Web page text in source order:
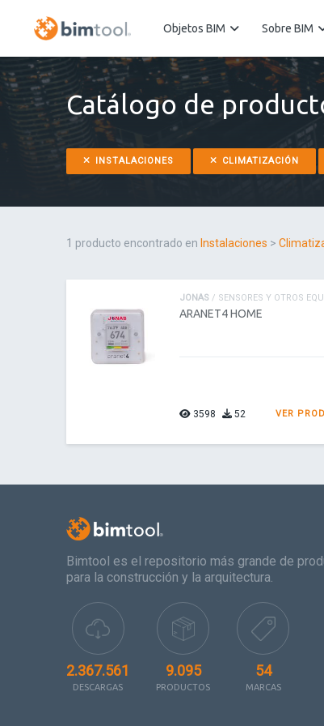
Objetos BIM Sobre BIM
Catálogo de
INSTALACIONES CLIMATIZACIÓN
1 producto encontrado en Instalaciones >
JONAS / SENSORES Y OTROS
ARANET4 HOME
3598 52 VER
Bimtool es el repositorio más grande de
para la construcción y la arquitectura.
2.367.561
DESCARGAS
9.095
PRODUCTOS
54
MARCAS